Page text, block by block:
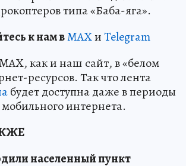
типа «Баба-яга».
к нам вMAXиTelegram
как и наш сайт, в «белом
ресурсов. Так что лента
будет доступна даже в периоды
интернета.
населенный пункт